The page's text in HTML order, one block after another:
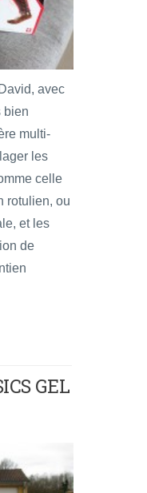
avec
bien
multi-
les
celle
rotulien, ou
et les
de
GEL